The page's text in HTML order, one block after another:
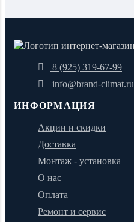
8 (925) 319-67-99
info@brand-climat.ru
ИНФОРМАЦИЯ
Акции и скидки
Доставка
Монтаж - установка
О нас
Оплата
Ремонт и сервис